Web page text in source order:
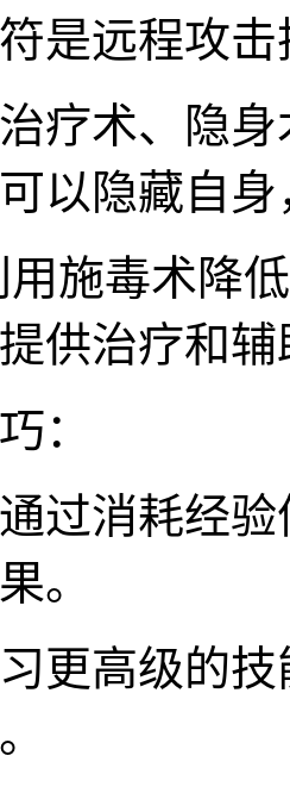
是远程攻
疗术、隐
以隐藏自
施毒术降
供治疗和
：
过消耗经
。
更高级的